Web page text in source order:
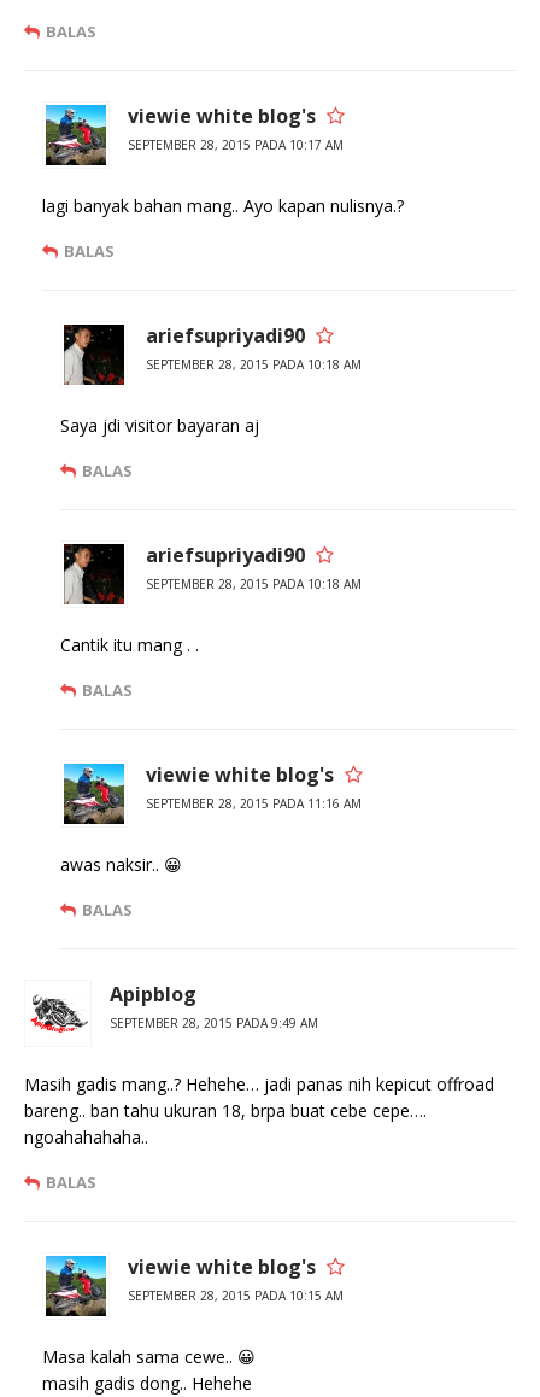
BALAS
viewie white blog's
SEPTEMBER 28, 2015 PADA 10:17 AM
lagi banyak bahan mang.. Ayo kapan nulisnya.?
BALAS
ariefsupriyadi90
SEPTEMBER 28, 2015 PADA 10:18 AM
Saya jdi visitor bayaran aj
BALAS
ariefsupriyadi90
SEPTEMBER 28, 2015 PADA 10:18 AM
Cantik itu mang . .
BALAS
viewie white blog's
SEPTEMBER 28, 2015 PADA 11:16 AM
awas naksir.. 😀
BALAS
Apipblog
SEPTEMBER 28, 2015 PADA 9:49 AM
Masih gadis mang..? Hehehe… jadi panas nih kepicut offroad
bareng.. ban tahu ukuran 18, brpa buat cebe cepe….
ngoahahahaha..
BALAS
viewie white blog's
SEPTEMBER 28, 2015 PADA 10:15 AM
Masa kalah sama cewe.. 😀
masih gadis dong.. Hehehe